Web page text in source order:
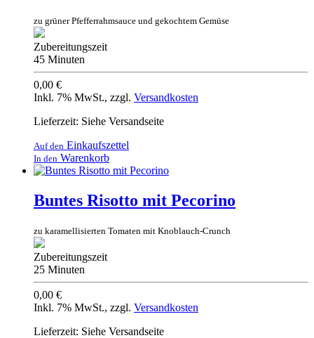
zu grüner Pfefferrahmsauce und gekochtem Gemüse
Zubereitungszeit
45 Minuten
0,00 €
Inkl. 7% MwSt., zzgl. Versandkosten
Lieferzeit: Siehe Versandseite
Auf den Einkaufszettel
In den Warenkorb
Buntes Risotto mit Pecorino
zu karamellisierten Tomaten mit Knoblauch-Crunch
Zubereitungszeit
25 Minuten
0,00 €
Inkl. 7% MwSt., zzgl. Versandkosten
Lieferzeit: Siehe Versandseite